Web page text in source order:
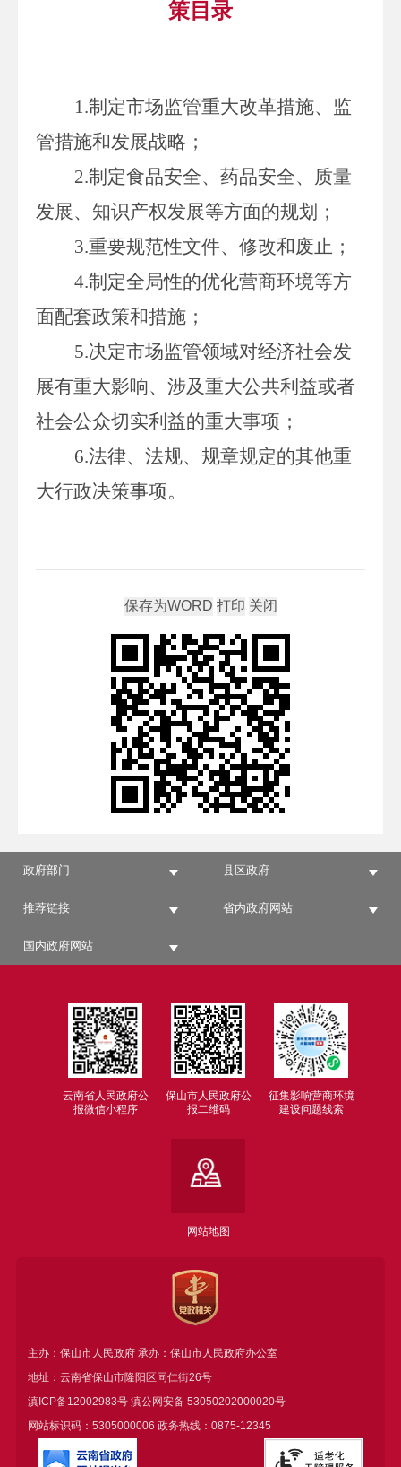
策目录
1.制定市场监管重大改革措施、监
管措施和发展战略；
2.制定食品安全、药品安全、质量
发展、知识产权发展等方面的规划；
3.重要规范性文件、修改和废止；
4.制定全局性的优化营商环境等方
面配套政策和措施；
5.决定市场监管领域对经济社会发
展有重大影响、涉及重大公共利益或者
社会公众切实利益的重大事项；
6.法律、法规、规章规定的其他重
大行政决策事项。
政府部门 县区政府
推荐链接 省内政府网站
国内政府网站
云南省人民政府公
报微信小程序
保山市人民政府公
报二维码
征集影响营商环境
建设问题线索
网站地图
主办：保山市人民政府 承办：保山市人民政府办公室
地址：云南省保山市隆阳区同仁街26号
滇ICP备12002983号滇公网安备 53050202000020号
网站标识码：5305000006 政务热线：0875-12345